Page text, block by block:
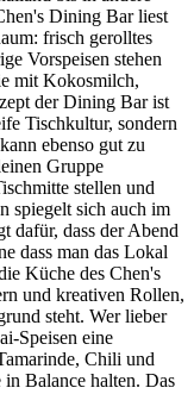
Dining Bar liest
frisch gerolltes
Vorspeisen stehen
mit Kokosmilch,
der Dining Bar ist
Tischkultur, sondern
ebenso gut zu
Gruppe
stellen und
spiegelt sich auch im
dafür, dass der Abend
dass man das Lokal
Küche des Chen's
und kreativen Rollen,
steht. Wer lieber
Speisen eine
Chili und
Balance halten. Das